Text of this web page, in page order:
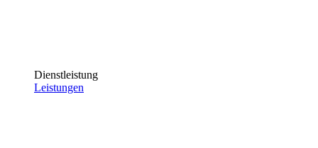
Dienstleistung
Leistungen